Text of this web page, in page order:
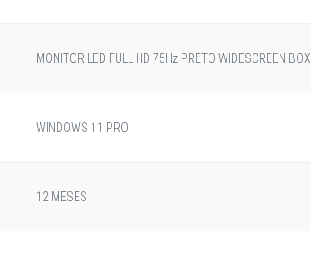
MONITOR LED FULL HD 75Hz PRETO WIDESCREEN BOX
WINDOWS 11 PRO
12 MESES